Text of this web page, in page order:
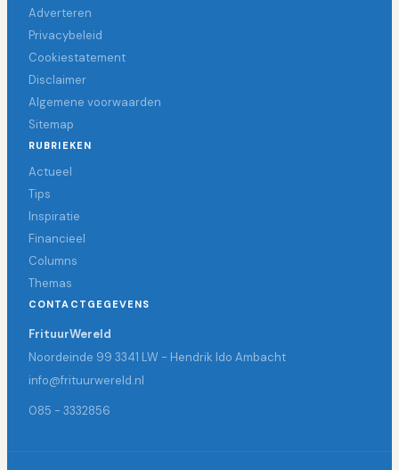
Adverteren
Privacybeleid
Cookiestatement
Disclaimer
Algemene voorwaarden
Sitemap
RUBRIEKEN
Actueel
Tips
Inspiratie
Financieel
Columns
Themas
CONTACTGEGEVENS
FrituurWereld
Noordeinde 99 3341 LW - Hendrik Ido Ambacht
info@frituurwereld.nl
085 - 3332856